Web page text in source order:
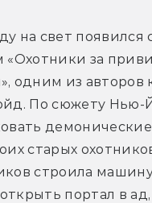
на свет появился
«Охотники за
одним из авторов
По сюжету Нью-
старых
строила
портал в